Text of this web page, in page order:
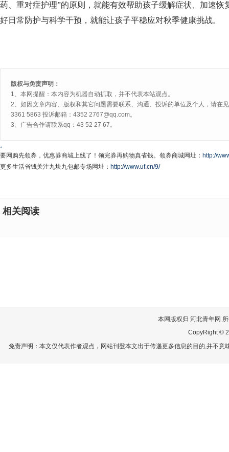
药、重对症护理”的原则，就能有效帮助孩子缓解症状、加速恢
好日常防护与科学干预，就能让孩子平稳应对秋季健康挑战。
版权与免责声明：
1、本网提醒：本内容为机器自动抓取，并不代表本站观点。
2、如因文章内容、版权和其它问题需要联系、沟通、投诉的单位及个人，请在
3361 5863 投诉邮箱：4352 2767@qq.com。
3、广告合作请联系qq：43 52 27 67。
。
要网购先领券，优惠券商城上线了！领完券再购物真省钱。领券商城网址： http://
更多生活省钱关注九块九包邮专场网址： http://www.uf.cn/9/
相关阅读
本网版权归 河北青年网
CopyRight ©
免责声明：本文仅代表作者观点，网站刊登本文出于传递更多信息的目的,并不